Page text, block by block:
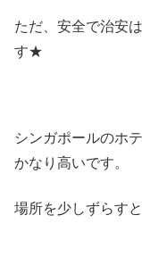
ただ、安全で治安
す★
シンガポールのホ
かなり高いです。
場所を少しずらす